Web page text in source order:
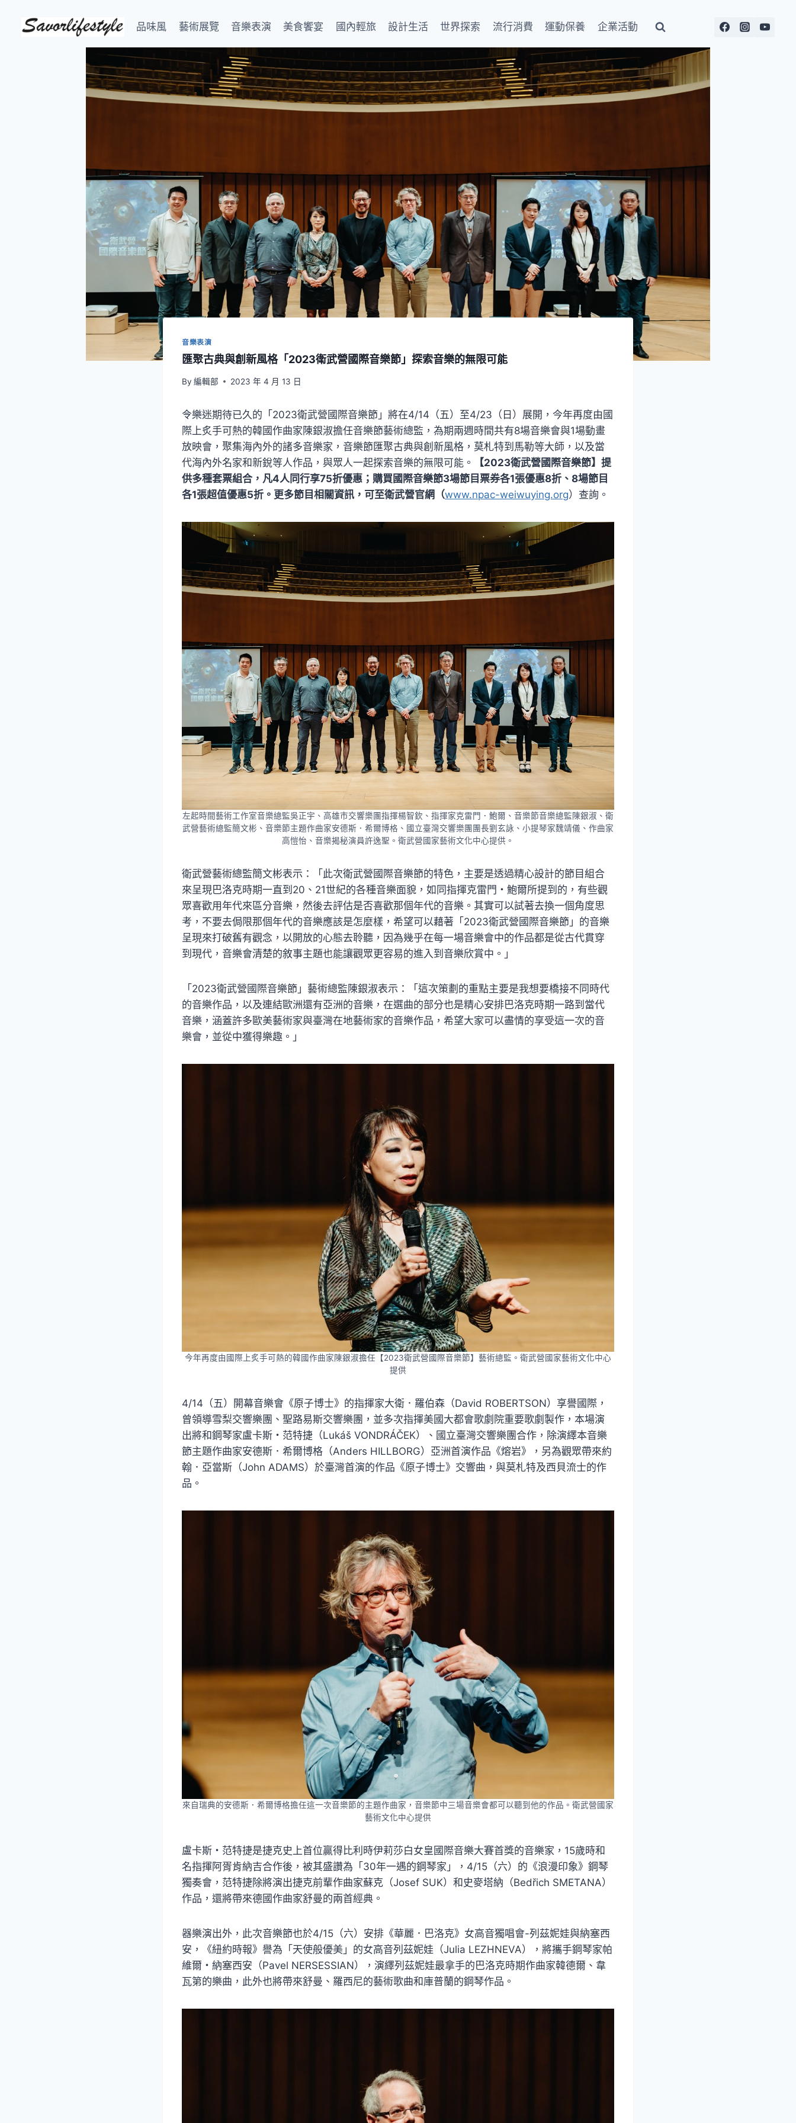
品味風 藝術展覽 音樂表演 美食饗宴 國內輕旅 設計生活 世界探索 流行消費 運動保養 企業活動
音樂表演
匯聚古典與創新風格「2023衛武營國際音樂節」探索音樂的無限可能
By 編輯部 2023 年 4 月 13 日
令樂迷期待已久的「2023衛武營國際音樂節」將在4/14（五）至4/23（日）展開，今年再度由國
際上炙手可熱的韓國作曲家陳銀淑擔任音樂節藝術總監，為期兩週時間共有8場音樂會與1場動畫
放映會，聚集海內外的諸多音樂家，音樂節匯聚古典與創新風格，莫札特到馬勒等大師，以及當
代海內外名家和新銳等人作品，與眾人一起探索音樂的無限可能。
【2023衛武營國際音樂節】提
供多種套票組合，凡4人同行享75折優惠；購買國際音樂節3場節目票券各1張優惠8折、8場節目
各1張超值優惠5折。更多節目相關資訊，可至衛武營官網（www.npac-weiwuying.org）查詢。
左起時間藝術工作室音樂總監吳正宇、高雄市交響樂團指揮楊智欽、指揮家克雷門．鮑爾、音樂節音樂總監陳銀淑、衛
武營藝術總監簡文彬、音樂節主題作曲家安德斯．希爾博格、國立臺灣交響樂團團長劉玄詠、小提琴家魏靖儀、作曲家
高愷怡、音樂揭秘演員許逸聖。衛武營國家藝術文化中心提供。
衛武營藝術總監簡文彬表示：「此次衛武營國際音樂節的特色，主要是透過精心設計的節目組合
來呈現巴洛克時期一直到20、21世紀的各種音樂面貌，如同指揮克雷門・鮑爾所提到的，有些觀
眾喜歡用年代來區分音樂，然後去評估是否喜歡那個年代的音樂。其實可以試著去換一個角度思
考，不要去侷限那個年代的音樂應該是怎麼樣，希望可以藉著「2023衛武營國際音樂節」的音樂
呈現來打破舊有觀念，以開放的心態去聆聽，因為幾乎在每一場音樂會中的作品都是從古代貫穿
到現代，音樂會清楚的敘事主題也能讓觀眾更容易的進入到音樂欣賞中。」
「2023衛武營國際音樂節」藝術總監陳銀淑表示：「這次策劃的重點主要是我想要橋接不同時代
的音樂作品，以及連結歐洲還有亞洲的音樂，在選曲的部分也是精心安排巴洛克時期一路到當代
音樂，涵蓋許多歐美藝術家與臺灣在地藝術家的音樂作品，希望大家可以盡情的享受這一次的音
樂會，並從中獲得樂趣。」
今年再度由國際上炙手可熱的韓國作曲家陳銀淑擔任【2023衛武營國際音樂節】藝術總監。衛武營國家藝術文化中心
提供
4/14（五）開幕音樂會《原子博士》的指揮家大衛．羅伯森（David ROBERTSON）享譽國際，
曾領導雪梨交響樂團、聖路易斯交響樂團，並多次指揮美國大都會歌劇院重要歌劇製作，本場演
出將和鋼琴家盧卡斯・范特捷（Lukáš VONDRÁČEK）、國立臺灣交響樂團合作，除演繹本音樂
節主題作曲家安德斯．希爾博格（Anders HILLBORG）亞洲首演作品《熔岩》，另為觀眾帶來約
翰．亞當斯（John ADAMS）於臺灣首演的作品《原子博士》交響曲，與莫札特及西貝流士的作
品。
來自瑞典的安德斯．希爾博格擔任這一次音樂節的主題作曲家，音樂節中三場音樂會都可以聽到他的作品。衛武營國家
藝術文化中心提供
盧卡斯・范特捷是捷克史上首位贏得比利時伊莉莎白女皇國際音樂大賽首獎的音樂家，15歲時和
名指揮阿胥肯納吉合作後，被其盛讚為「30年一遇的鋼琴家」，4/15（六）的《浪漫印象》鋼琴
獨奏會，范特捷除將演出捷克前輩作曲家蘇克（Josef SUK）和史麥塔納（Bedřich SMETANA）
作品，還將帶來德國作曲家舒曼的兩首經典。
器樂演出外，此次音樂節也於4/15（六）安排《華麗．巴洛克》女高音獨唱會-列茲妮娃與納塞西
安，《紐約時報》譽為「天使般優美」的女高音列茲妮娃（Julia LEZHNEVA），將攜手鋼琴家帕
維爾・納塞西安（Pavel NERSESSIAN），演繹列茲妮娃最拿手的巴洛克時期作曲家韓德爾、韋
瓦第的樂曲，此外也將帶來舒曼、羅西尼的藝術歌曲和庫普蘭的鋼琴作品。